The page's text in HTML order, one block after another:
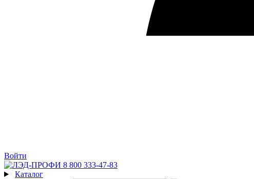
Войти
8 800 333-47-83
Каталог